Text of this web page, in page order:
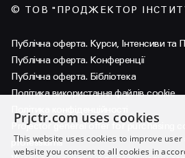
© ТОВ "ПРОДЖЕКТОР
Публічна оферта. Курси, Інтенсиви та
Публічна оферта. Конференції
Публічна оферта. Бібліотека
Політика використання файлів cookie
Projector general offer for purchasing
professiums
Prjctr.com uses cookies
This website uses cookies to improve
website you consent to all cookies in